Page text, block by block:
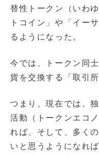
替性トークン（いわ
トコイン」や「イー
るようになった。
今では、トークン同
貨を交換する「取引
つまり、現在では、
活動（トークンエコ
れば、そして、多く
いと思うようになれ